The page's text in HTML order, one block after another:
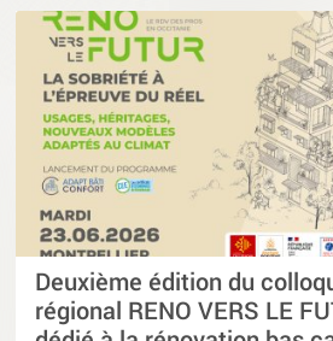
Deuxième édition du
régional RENO VERS LE